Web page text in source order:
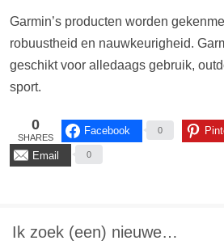
Garmin’s producten worden
robuustheid en nauwkeurigheid.
geschikt voor alledaags gebruik,
sport.
0
SHARES
Facebook 0
Email 0
Ik zoek (een) nieuwe…